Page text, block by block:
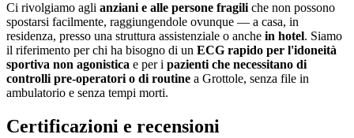
Ci rivolgiamo agli anziani e alle persone fragili che non possono
spostarsi facilmente, raggiungendole ovunque — a casa, in
residenza, presso una struttura assistenziale o anche in hotel. Siamo
il riferimento per chi ha bisogno di un ECG rapido per l'idoneità
sportiva non agonistica e per i pazienti che necessitano di
controlli pre-operatori o di routine a Grottole, senza file in
ambulatorio e senza tempi morti.
Certificazioni e recensioni